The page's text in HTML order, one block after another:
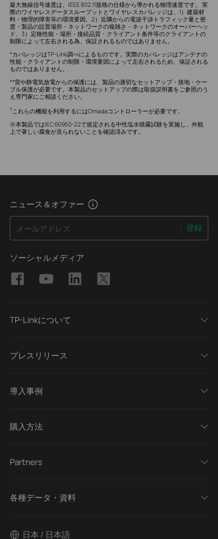
最大無線信号速度は、IEEE 802.11規格の仕様から導かれる物理速度です。 実
際のワイヤレスデータスループットとワイヤレスカバレッジは、1）建築材
料・物理的障害等の環境要因、2）近隣からの電波干渉トラフィック量と密
度・製品の設置場所・ネットワークの複雑さ・ネットワークのオーバーヘッ
ド、3）定格性能・場所・接続品質・クライアント条件等のクライアントの
制限によって左右される為、保証されるものではありません。
*カバレッジはTP-Link調べによるものです。実際のカバレッジはアンテナの
性能・クライアントの制限・環境要因によって左右されるため、保証される
ものではありません。
**雷や静電気放電からの保護には、製品の適切なセットアップ・接地・ケー
ブル保護が必要です。本製品のセットアップの際は取扱説明書をご参照のう
え専門家にご相談ください。
†これらの機能を利用するにはOmadaコントローラーが必要です。
※本製品ではIEC 60950-22で規定される中性塩水噴霧試験を実施し、外観
上で著しい腐食が見られないことを確認済みです。
ニュース＆オファー
メールアドレス 登録
ソーシャルメディア
TP-Linkについて
プレスリリース
導入事例
購入方法
Partners
各種データ・資料
日本 / 日本語